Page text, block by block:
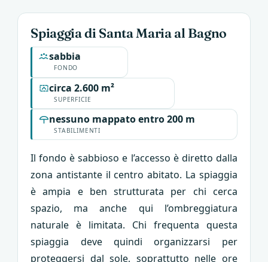
Spiaggia di Santa Maria al Bagno
FONDO
sabbia
SUPERFICIE
circa 2.600 m²
STABILIMENTI
nessuno mappato entro 200 m
Il fondo è sabbioso e l’accesso è diretto dalla
zona antistante il centro abitato. La spiaggia
è ampia e ben strutturata per chi cerca
spazio, ma anche qui l’ombreggiatura
naturale è limitata. Chi frequenta questa
spiaggia deve quindi organizzarsi per
proteggersi dal sole, soprattutto nelle ore